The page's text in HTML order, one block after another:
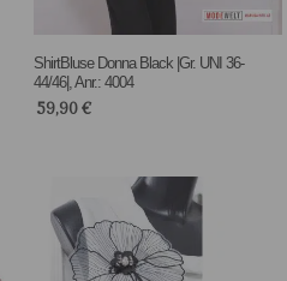
ShirtBluse Donna Black |Gr. UNI 36-
44/46|, Anr.: 4004
59,90€